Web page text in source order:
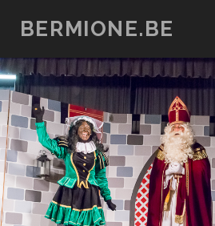
BERMIONE.BE